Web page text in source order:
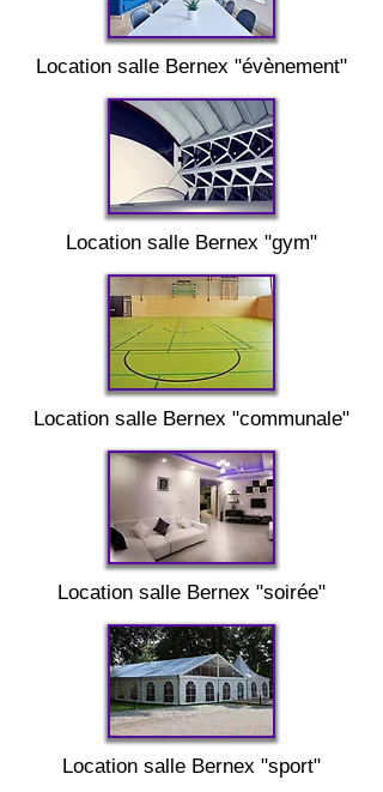
Location salle Bernex "évènement"
Location salle Bernex "gym"
Location salle Bernex "communale"
Location salle Bernex "soirée"
Location salle Bernex "sport"